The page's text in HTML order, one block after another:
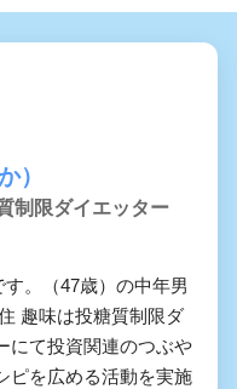
）
制限ダイエッター
。（47歳）の中年男
趣味は投糖質制限ダ
にて投資関連のつぶや
ピを広める活動を実施